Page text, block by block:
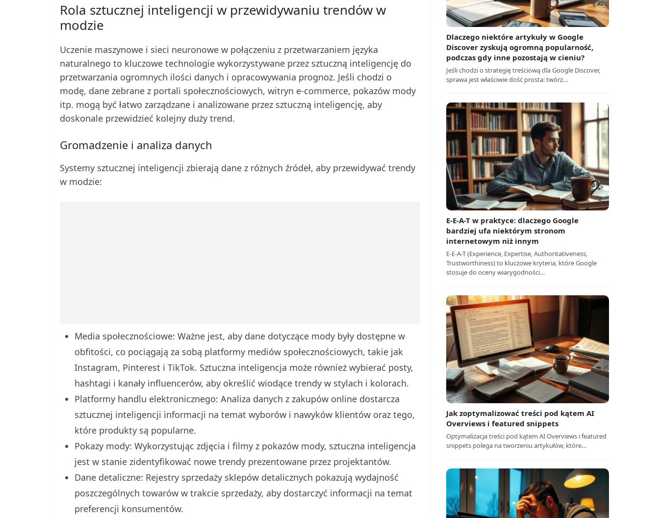
Rola sztucznej inteligencji w przewidywaniu trendów w
modzie
Uczenie maszynowe i sieci neuronowe w połączeniu z przetwarzaniem języka
naturalnego to kluczowe technologie wykorzystywane przez sztuczną inteligencję do
przetwarzania ogromnych ilości danych i opracowywania prognoz. Jeśli chodzi o
modę, dane zebrane z portali społecznościowych, witryn e-commerce, pokazów mody
itp. mogą być łatwo zarządzane i analizowane przez sztuczną inteligencję, aby
doskonale przewidzieć kolejny duży trend.
Gromadzenie i analiza danych
Systemy sztucznej inteligencji zbierają dane z różnych źródeł, aby przewidywać trendy
w modzie:
Media społecznościowe: Ważne jest, aby dane dotyczące mody były dostępne w
obfitości, co pociągają za sobą platformy mediów społecznościowych, takie jak
Instagram, Pinterest i TikTok. Sztuczna inteligencja może również wybierać posty,
hashtagi i kanały influencerów, aby określić wiodące trendy w stylach i kolorach.
Platformy handlu elektronicznego: Analiza danych z zakupów online dostarcza
sztucznej inteligencji informacji na temat wyborów i nawyków klientów oraz tego,
które produkty są popularne.
Pokazy mody: Wykorzystując zdjęcia i filmy z pokazów mody, sztuczna inteligencja
jest w stanie zidentyfikować nowe trendy prezentowane przez projektantów.
Dane detaliczne: Rejestry sprzedaży sklepów detalicznych pokazują wydajność
poszczególnych towarów w trakcie sprzedaży, aby dostarczyć informacji na temat
preferencji konsumentów.
Dlaczego niektóre artykuły w Google
Discover zyskują ogromną popularność,
podczas gdy inne pozostają w cieniu?
Jeśli chodzi o strategię treściową dla Google Discover,
sprawa jest właściwie dość prosta: twórz…
E-E-A-T w praktyce: dlaczego Google
bardziej ufa niektórym stronom
internetowym niż innym
E-E-A-T (Experience, Expertise, Authoritativeness,
Trustworthiness) to kluczowe kryteria, które Google
stosuje do oceny wiarygodności…
Jak zoptymalizować treści pod kątem AI
Overviews i featured snippets
Optymalizacja treści pod kątem AI Overviews i featured
snippets polega na tworzeniu artykułów, które…